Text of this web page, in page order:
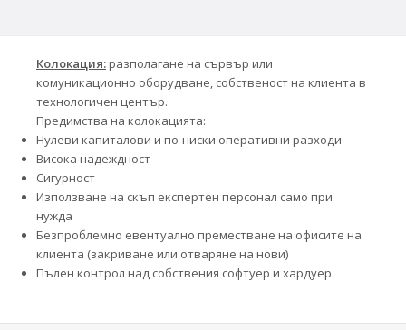
СЕРТИФИКАТИ
Колокация:разполагане на сървър или
комуникационно оборудване, собственост на клиента в
технологичен център.
Предимства на колокацията:
Нулеви капиталови и по-ниски оперативни разходи
Висока надеждност
Сигурност
Използване на скъп експертен персонал само при
нужда
Безпроблемно евентуално преместване на офисите на
клиента (закриване или отваряне на нови)
Пълен контрол над собствения софтуер и хардуер